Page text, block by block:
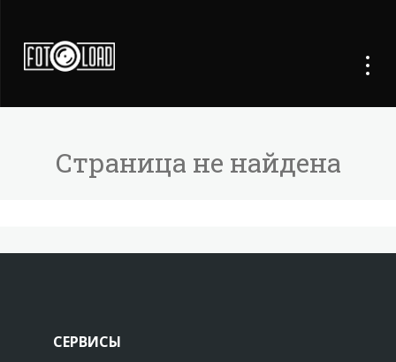
Страница не найдена
СЕРВИСЫ